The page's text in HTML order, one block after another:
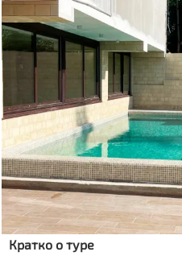
Кратко о туре